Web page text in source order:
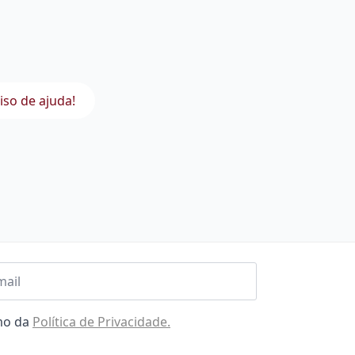
de ajuda!
da Política de Privacidade.